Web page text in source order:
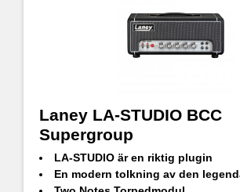
Laney LA-STUDIO BCC
Supergroup
LA-STUDIO är en riktig plugin
En modern tolkning av den